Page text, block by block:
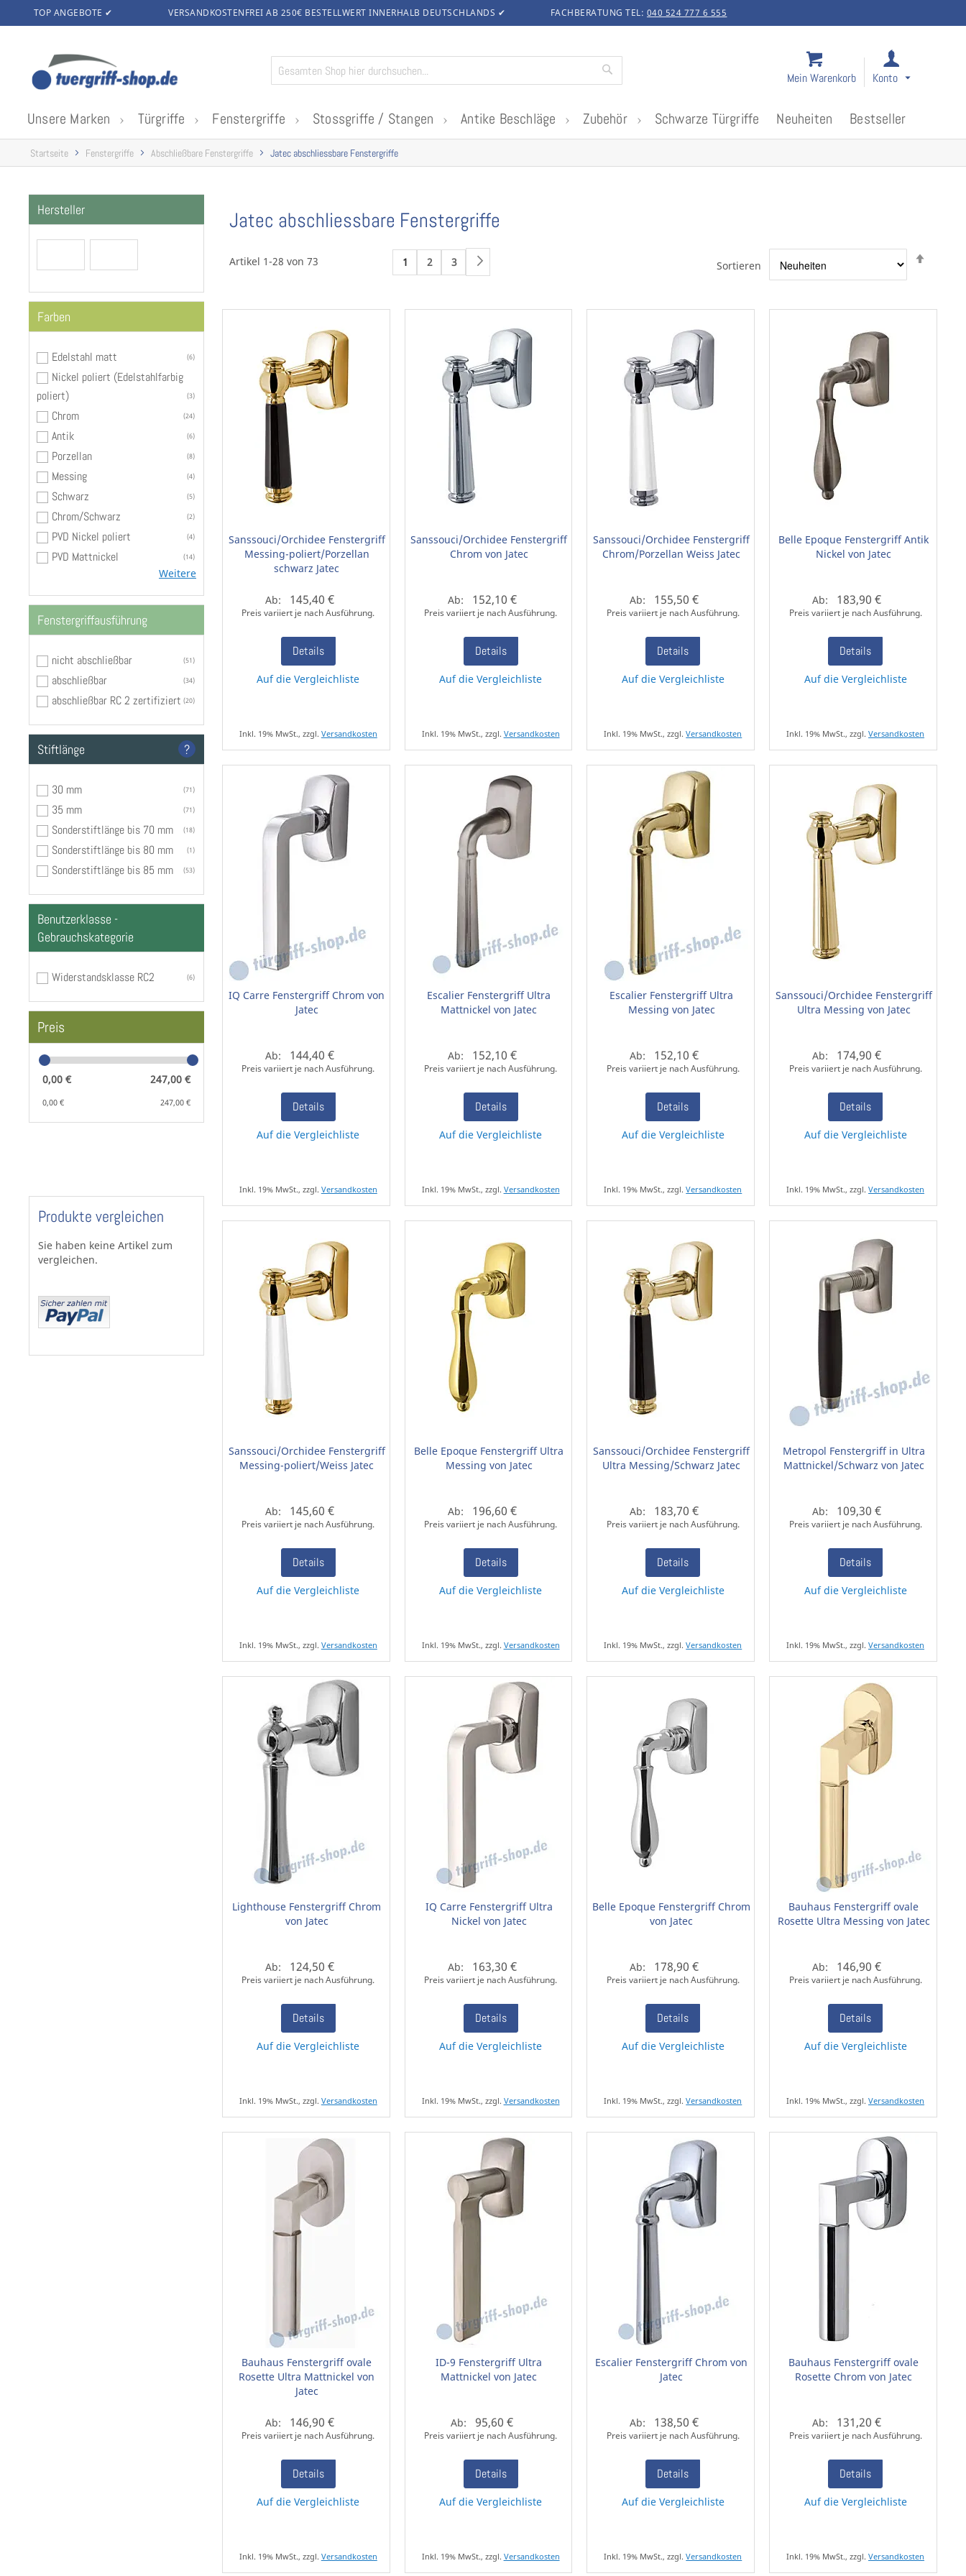
TOP ANGEBOTE ✔ VERSANDKOSTENFREI AB 250€ BESTELLWERT INNERHALB DEUTSCHLANDS ✔ FACHBERATUNG TEL: 040 524 777 6 555
Inhalt
springen
Konto
Mein Warenkorb
Suche
Unsere Marken Türgriffe Fenstergriffe Stossgriffe / Stangen Antike Beschläge Zubehör Schwarze Türgriffe Neuheiten Bestseller
Startseite Fenstergriffe Abschließbare Fenstergriffe Jatec abschliessbare Fenstergriffe
Jatec abschliessbare Fenstergriffe
Artikel 1-28 von 73 1 2 3 Sortieren
Sanssouci/Orchidee Fenstergriff
Messing-poliert/Porzellan
schwarz Jatec
Ab: 145,40 €
Preis variiert je nach Ausführung.
Details
Auf die Vergleichliste
Inkl. 19% MwSt., zzgl. Versandkosten
Sanssouci/Orchidee Fenstergriff
Chrom von Jatec
Ab: 152,10 €
Preis variiert je nach Ausführung.
Details
Auf die Vergleichliste
Inkl. 19% MwSt., zzgl. Versandkosten
Sanssouci/Orchidee Fenstergriff
Chrom/Porzellan Weiss Jatec
Ab: 155,50 €
Preis variiert je nach Ausführung.
Details
Auf die Vergleichliste
Inkl. 19% MwSt., zzgl.Versandkosten
Belle Epoque Fenstergriff Antik
Nickel von Jatec
Ab: 183,90 €
Preis variiert je nach Ausführung.
Details
Auf die Vergleichliste
Inkl. 19% MwSt., zzgl.Versandkosten
IQ Carre Fenstergriff Chrom von
Jatec
Ab: 144,40 €
Preis variiert je nach Ausführung.
Details
Auf die Vergleichliste
Inkl. 19% MwSt., zzgl. Versandkosten
Escalier Fenstergriff Ultra
Mattnickel von Jatec
Ab: 152,10 €
Preis variiert je nach Ausführung.
Details
Auf die Vergleichliste
Inkl. 19% MwSt., zzgl. Versandkosten
Escalier Fenstergriff Ultra
Messing von Jatec
Ab: 152,10 €
Preis variiert je nach Ausführung.
Details
Auf die Vergleichliste
Inkl. 19% MwSt., zzgl.Versandkosten
Sanssouci/Orchidee Fenstergriff
Ultra Messing von Jatec
Ab: 174,90 €
Preis variiert je nach Ausführung.
Details
Auf die Vergleichliste
Inkl. 19% MwSt., zzgl.Versandkosten
Sanssouci/Orchidee Fenstergriff
Messing-poliert/Weiss Jatec
Ab: 145,60 €
Preis variiert je nach Ausführung.
Details
Auf die Vergleichliste
Inkl. 19% MwSt., zzgl. Versandkosten
Belle Epoque Fenstergriff Ultra
Messing von Jatec
Ab: 196,60 €
Preis variiert je nach Ausführung.
Details
Auf die Vergleichliste
Inkl. 19% MwSt., zzgl. Versandkosten
Sanssouci/Orchidee Fenstergriff
Ultra Messing/Schwarz Jatec
Ab: 183,70 €
Preis variiert je nach Ausführung.
Details
Auf die Vergleichliste
Inkl. 19% MwSt., zzgl.Versandkosten
Metropol Fenstergriff in Ultra
Mattnickel/Schwarz von Jatec
Ab: 109,30 €
Preis variiert je nach Ausführung.
Details
Auf die Vergleichliste
Inkl. 19% MwSt., zzgl.Versandkosten
Lighthouse Fenstergriff Chrom
von Jatec
Ab: 124,50 €
Preis variiert je nach Ausführung.
Details
Auf die Vergleichliste
Inkl. 19% MwSt., zzgl. Versandkosten
IQ Carre Fenstergriff Ultra
Nickel von Jatec
Ab: 163,30 €
Preis variiert je nach Ausführung.
Details
Auf die Vergleichliste
Inkl. 19% MwSt., zzgl. Versandkosten
Belle Epoque Fenstergriff Chrom
von Jatec
Ab: 178,90 €
Preis variiert je nach Ausführung.
Details
Auf die Vergleichliste
Inkl. 19% MwSt., zzgl.Versandkosten
Bauhaus Fenstergriff ovale
Rosette Ultra Messing von Jatec
Ab: 146,90 €
Preis variiert je nach Ausführung.
Details
Auf die Vergleichliste
Inkl. 19% MwSt., zzgl.Versandkosten
Bauhaus Fenstergriff ovale
Rosette Ultra Mattnickel von
Jatec
Ab: 146,90 €
Preis variiert je nach Ausführung.
Details
Auf die Vergleichliste
Inkl. 19% MwSt., zzgl. Versandkosten
ID-9 Fenstergriff Ultra
Mattnickel von Jatec
Ab: 95,60 €
Preis variiert je nach Ausführung.
Details
Auf die Vergleichliste
Inkl. 19% MwSt., zzgl. Versandkosten
Escalier Fenstergriff Chrom von
Jatec
Ab: 138,50 €
Preis variiert je nach Ausführung.
Details
Auf die Vergleichliste
Inkl. 19% MwSt., zzgl.Versandkosten
Bauhaus Fenstergriff ovale
Rosette Chrom von Jatec
Ab: 131,20 €
Preis variiert je nach Ausführung.
Details
Auf die Vergleichliste
Inkl. 19% MwSt., zzgl.Versandkosten
Hersteller
Farben
Edelstahl matt 6
Nickel poliert (Edelstahlfarbig
poliert)
3
Chrom 24
Antik 6
Porzellan 8
Messing 4
Schwarz 5
Chrom/Schwarz 2
PVD Nickel poliert 4
PVD Mattnickel 14
Weitere
Fenstergriffausführung
nicht abschließbar 51
abschließbar 34
abschließbar RC 2 zertifiziert 20
Stiftlänge ?
30 mm 71
35 mm 71
Sonderstiftlänge bis 70 mm 18
Sonderstiftlänge bis 80 mm 1
Sonderstiftlänge bis 85 mm 53
Benutzerklasse -
Gebrauchskategorie
Widerstandsklasse RC2 6
Preis
0,00 € 247,00 €
247,00 €
0,00 €
Produkte vergleichen
Sie haben keine Artikel zum
vergleichen.